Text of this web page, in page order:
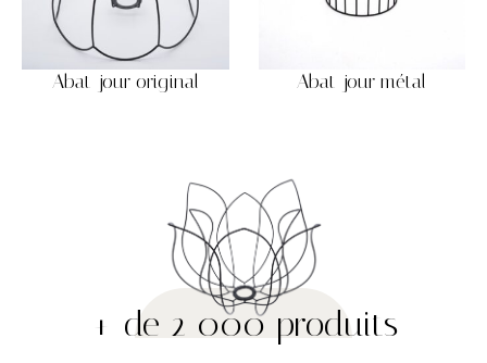
Abat-jour original Abat-jour métal
+ de 2 000 produits